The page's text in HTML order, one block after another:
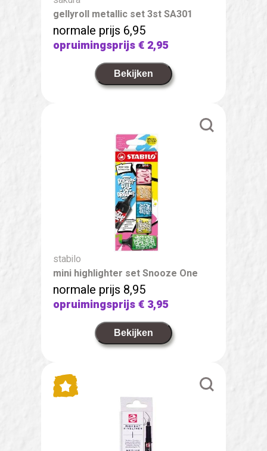
gellyroll metallic set 3st SA301
normale prijs 6,95
opruimingsprijs€ 2,95
Bekijken
stabilo
mini highlighter set Snooze One
normale prijs 8,95
opruimingsprijs€ 3,95
Bekijken